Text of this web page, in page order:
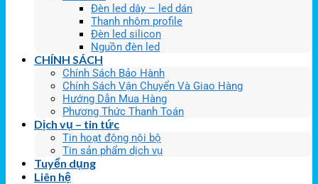
Đèn led dây – led dán
Thanh nhôm profile
Đèn led silicon
Nguồn đèn led
CHÍNH SÁCH
Chính Sách Bảo Hành
Chính Sách Vận Chuyển Và Giao Hàng
Hướng Dẫn Mua Hàng
Phương Thức Thanh Toán
Dịch vụ – tin tức
Tin hoạt động nội bộ
Tin sản phẩm dịch vụ
Tuyển dụng
Liên hệ